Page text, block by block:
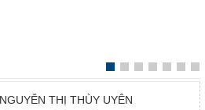
THỊ THÙY UYÊN